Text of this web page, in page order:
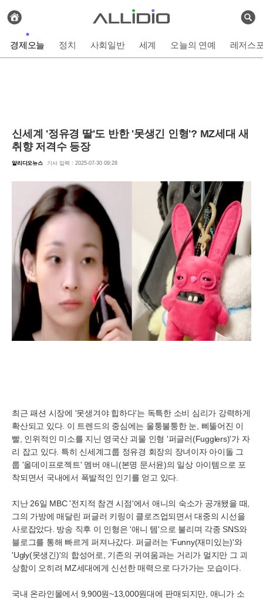
검
전
체
사
보
기
경제오늘 정치 사회일반 세계 오늘의 연예 레저스
신세계 '정유경 딸'도 반한 '못생긴 인형'? MZ세대 새
취향 저격수 등장
알리디오뉴스 기사 입력 : 2025-07-30 09:28
최근 패션 시장에 '못생겨야 힙하다'는 독특한 소비 심리가 강력하게
확산되고 있다. 이 트렌드의 중심에는 울퉁불퉁한 눈, 삐뚤어진 이
빨, 인위적인 미소를 지닌 영국산 괴물 인형 '퍼글러(Fugglers)'가 자
리 잡고 있다. 특히 신세계그룹 정유경 회장의 장녀이자 아이돌 그
룹 '올데이프로젝트' 멤버 애니(본명 문서윤)의 일상 아이템으로 포
착되면서 국내에서 폭발적인 인기를 얻고 있다.
지난 26일 MBC '전지적 참견 시점'에서 애니의 숙소가 공개됐을 때,
그의 가방에 매달린 퍼글러 키링이 클로즈업되면서 대중의 시선을
사로잡았다. 방송 직후 이 인형은 '애니 템'으로 불리며 각종 SNS와
블로그를 통해 빠르게 퍼져나갔다. 퍼글러는 'Funny(재미있는)'와
'Ugly(못생긴)'의 합성어로, 기존의 귀여움과는 거리가 멀지만 그 괴
상함이 오히려 MZ세대에게 신선한 매력으로 다가가는 모습이다.
국내 온라인몰에서 9,900원~13,000원대에 판매되지만, 애니가 소